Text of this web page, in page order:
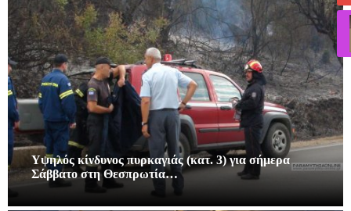
Υψηλός κίνδυνος πυρκαγιάς (κατ. 3) για σήμερα
Σάββατο στη Θεσπρωτία…